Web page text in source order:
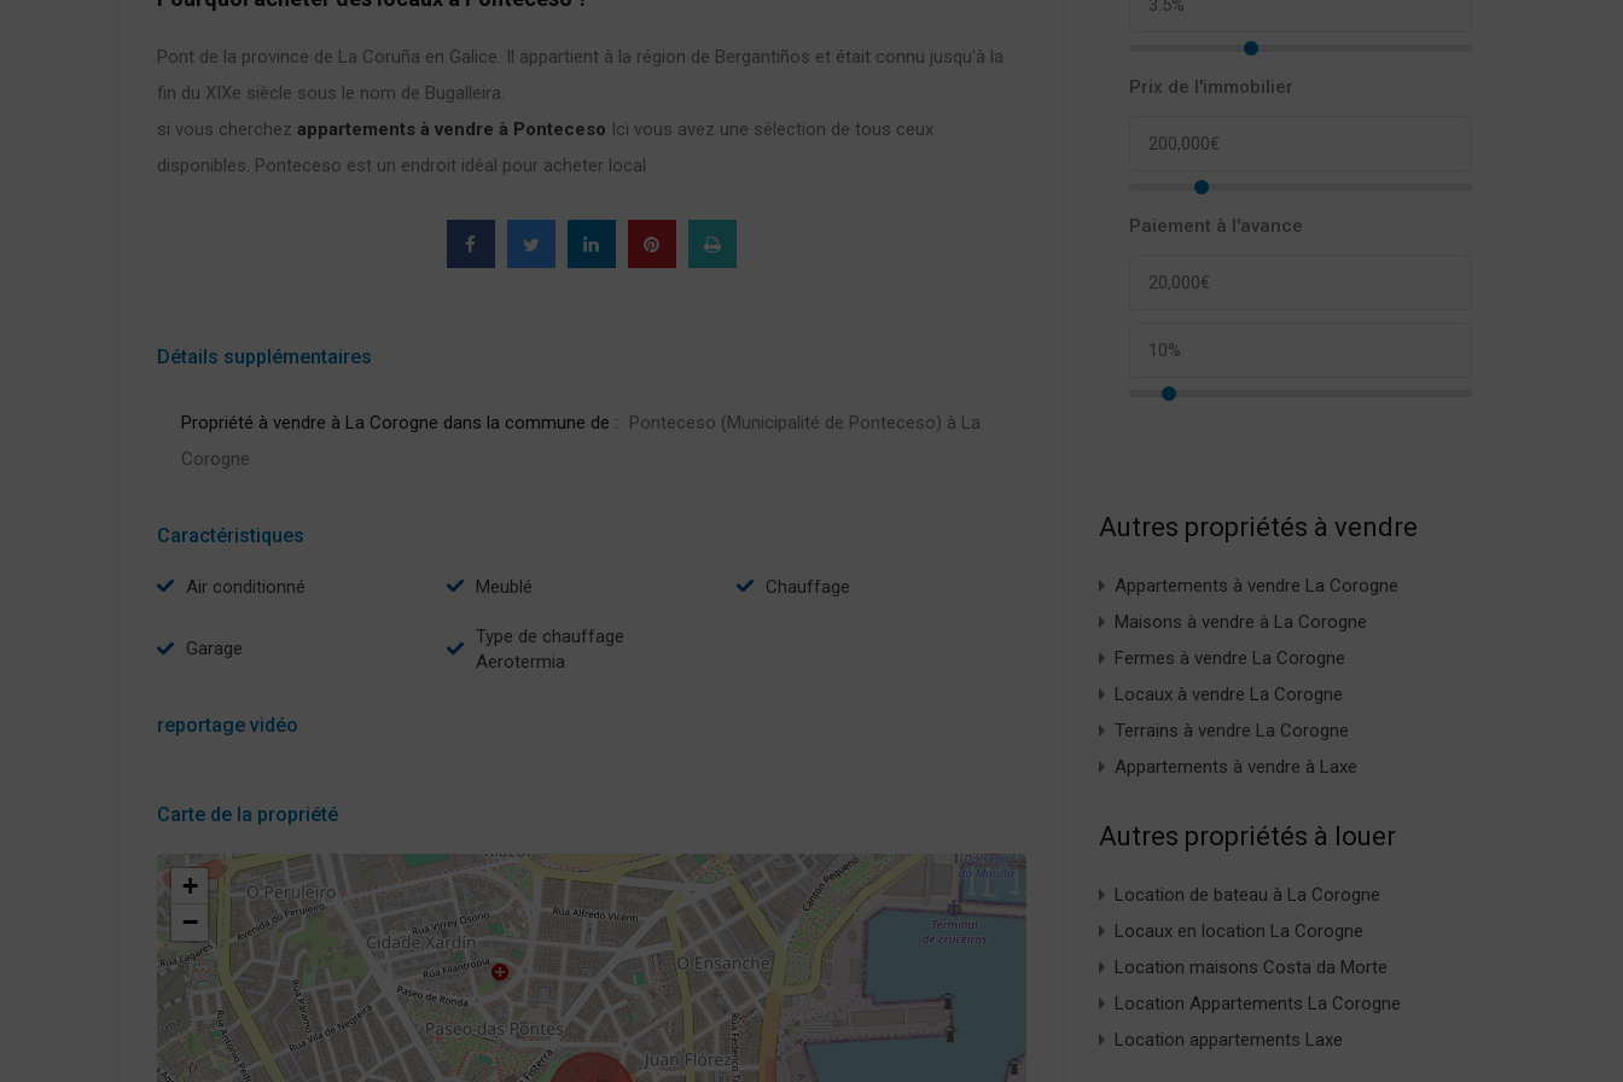
Pont de la province de La Coruña en Galice. Il appartient à la région de Bergantiños et était connu jusqu'à la
fin du XIXe siècle sous le nom de Bugalleira.
si vous cherchez appartements à vendre à Ponteceso Ici vous avez une sélection de tous ceux
disponibles. Ponteceso est un endroit idéal pour acheter local
Détails supplémentaires
Propriété à vendre à La Corogne dans la commune de :
Ponteceso (Municipalité de Ponteceso) à La
Corogne
Caractéristiques
Air conditionné Meublé Chauffage
Garage
type de chauffage
Aerotermia
reportage vidéo
Carte de la propriété
+
−
Prix de l'immobilier
Paiement à l'avance
Autres propriétés à vendre
Appartements à vendre La Corogne
Maisons à vendre à La Corogne
Fermes à vendre La Corogne
Locaux à vendre La Corogne
Terrains à vendre La Corogne
Appartements à vendre à Laxe
Autres propriétés à louer
Location de bateau à La Corogne
Locaux en location La Corogne
Location maisons Costa da Morte
Location Appartements La Corogne
Location appartements Laxe